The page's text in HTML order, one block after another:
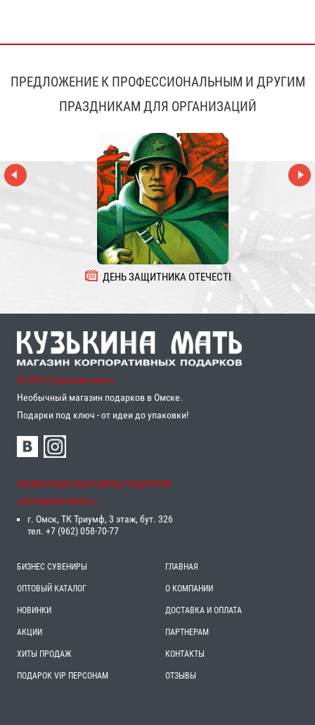
ПРЕДЛОЖЕНИЕ К ПРОФЕССИОНАЛЬНЫМ И ДРУГИМ
ПРАЗДНИКАМ ДЛЯ ОРГАНИЗАЦИЙ
ДЕНЬ ЗАЩИТНИКА ОТЕЧЕСТВА
© 2015, Кузькина мать,
Необычный магазин подарков в Омске.
Подарки под ключ - от идеи до упаковки!
НЕОБЫЧНЫЕ МАГАЗИНЫ ПОДАРКОВ
«‎КУЗЬКИНА МАТЬ»‎:
г. Омск, ТК Триумф, 3 этаж, бут. 326
тел. +7 (962) 058-70-77
БИЗНЕС СУВЕНИРЫ
ОПТОВЫЙ КАТАЛОГ
НОВИНКИ
АКЦИИ
ХИТЫ ПРОДАЖ
ПОДАРОК VIP ПЕРСОНАМ
ГЛАВНАЯ
О КОМПАНИИ
ДОСТАВКА И ОПЛАТА
ПАРТНЕРАМ
КОНТАКТЫ
ОТЗЫВЫ